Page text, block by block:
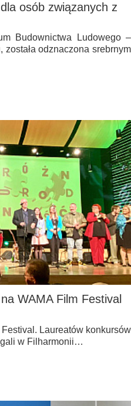
osób związanych z
Budownictwa Ludowego –
została odznaczona srebrnym
WAMA Film Festival
Laureatów konkursów
w Filharmonii…